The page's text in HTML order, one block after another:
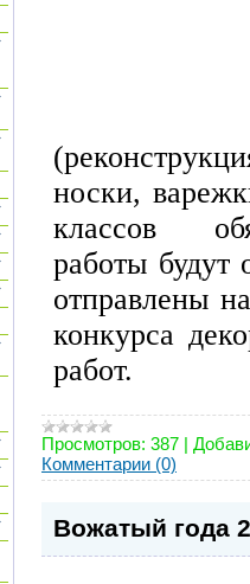
носки,
классов
работы будут
отправлены
конкурса
работ.
Просмотров: 387 |
Комментарии (0)
Вожатый года